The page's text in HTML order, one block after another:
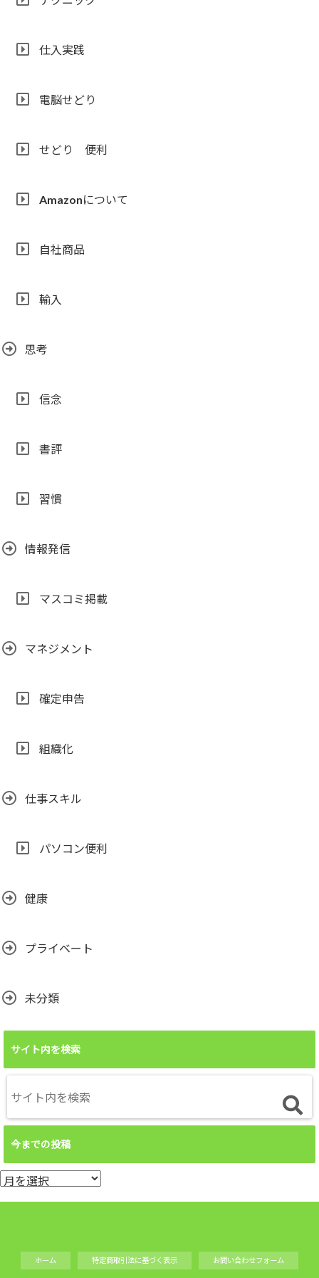
仕入実践
電脳せどり
せどり 便利
Amazonについて
自社商品
輸入
思考
信念
書評
習慣
情報発信
マスコミ掲載
マネジメント
確定申告
組織化
仕事スキル
パソコン便利
健康
プライベート
未分類
サイト内を検索
今までの投稿
今
ホーム 特定商取引法に基づく表示 お問い合わせフォーム